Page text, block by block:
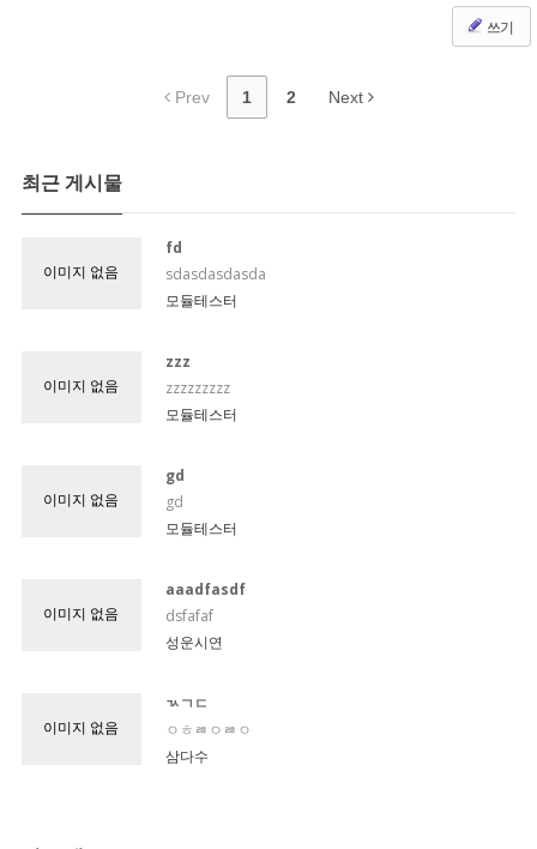
쓰기
Prev 1 2 Next
최근 게시물
이미지 없음
fd
sdasdasdasda
모듈테스터
이미지 없음
zzz
zzzzzzzzz
모듈테스터
이미지 없음
gd
gd
모듈테스터
이미지 없음
aaadfasdf
dsfafaf
성운시연
이미지 없음
ㄳㄱㄷ
ㅇㅎㅀㅇㅀㅇ
삼다수